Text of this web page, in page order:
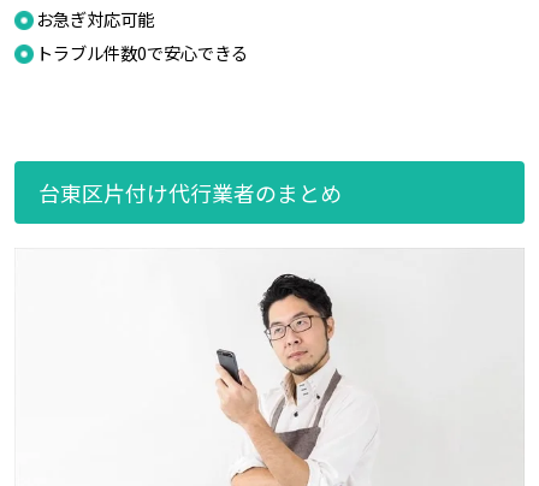
お急ぎ対応可能
トラブル件数0で安心できる
台東区片付け代行業者のまとめ